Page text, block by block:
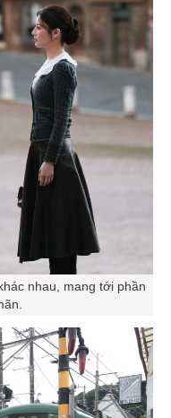
nhau, mang tới phần